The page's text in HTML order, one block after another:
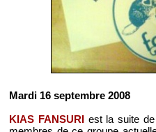
Mardi 16 septembre 2008
KIAS FANSURI est la suite de